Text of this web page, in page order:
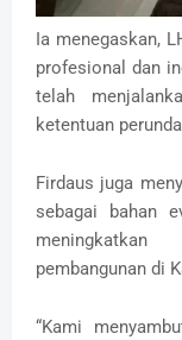
Ia menegaskan,
profesional dan
telah
ketentuan
‎Firdaus juga
sebagai bahan
pembangunan di
‎“Kami